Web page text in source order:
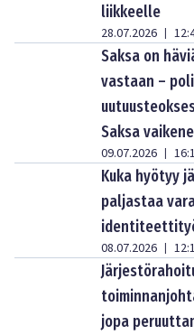
liikkeelle
28.07.2026 |
Saksa on
vastaan –
Saksa
09.07.2026 |
Kuka hyötyy
paljastaa
08.07.2026 |
jopa